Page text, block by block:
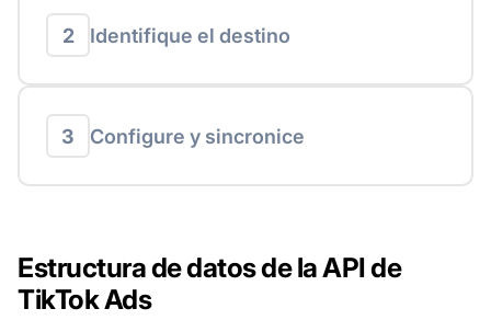
2 Identifique el destino
3 Configure y sincronice
Estructura de datos de la API de
TikTok Ads